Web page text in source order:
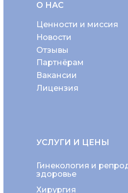
О НАС
Ценности и миссия
Новости
Отзывы
Партнёрам
Вакансии
Лицензия
Хирургия
Гинекология и
здоровье
УСЛУГИ И ЦЕНЫ